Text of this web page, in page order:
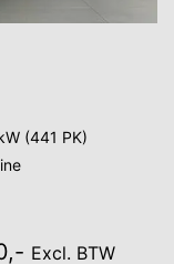
(441 PK)
Excl. BTW